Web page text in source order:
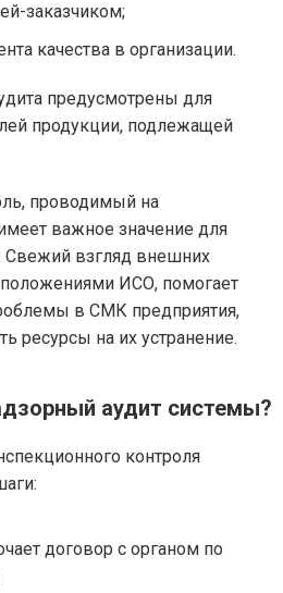
заказчиком;
качества в организации.
предусмотрены для
продукции, подлежащей
проводимый на
важное значение для
Свежий взгляд внешних
ИСО, помогает
в СМК предприятия,
ресурсы на их устранение.
аудит системы?
контроля
договор с органом по